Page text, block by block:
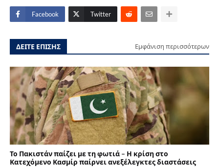
Facebook Twitter
ΔΕΙΤΕ ΕΠΙΣΗΣ Εμφάνιση περισσότερων
Το Πακιστάν παίζει με τη φωτιά – Η κρίση στο
Κατεχόμενο Κασμίρ παίρνει ανεξέλεγκτες διαστάσεις